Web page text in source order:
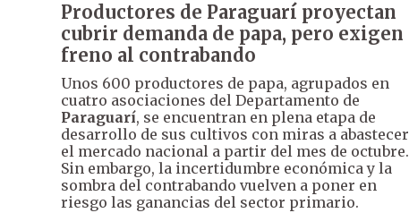
Productores de Paraguarí proyectan
cubrir demanda de papa, pero exigen
freno al contrabando
Unos 600 productores de papa, agrupados en
cuatro asociaciones del Departamento de
Paraguarí, se encuentran en plena etapa de
desarrollo de sus cultivos con miras a abastecer
el mercado nacional a partir del mes de octubre.
Sin embargo, la incertidumbre económica y la
sombra del contrabando vuelven a poner en
riesgo las ganancias del sector primario.